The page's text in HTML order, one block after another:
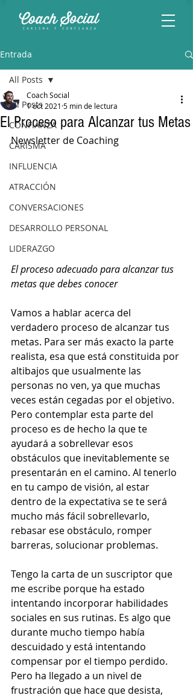
Entrada
All Posts
CONFIANZA
CARISMA
INFLUENCIA
ATRACCIÓN
CONVERSACIONES
DESARROLLO PERSONAL
LIDERAZGO
All Posts
El Proceso para Alcanzar tus Metas
Coach Social
1 oct 2021 5 min de lectura
Newsletter de Coaching
El proceso adecuado para alcanzar tus
metas que debes conocer
Vamos a hablar acerca del
verdadero proceso de alcanzar tus
metas. Para ser más exacto la parte
realista, esa que está constituida por
altibajos que usualmente las
personas no ven, ya que muchas
veces están cegadas por el objetivo.
Pero contemplar esta parte del
proceso es de hecho la que te
ayudará a sobrellevar esos
obstáculos que inevitablemente se
presentarán en el camino. Al tenerlo
en tu campo de visión, al estar
dentro de la expectativa se te será
mucho más fácil sobrellevarlo,
rebasar ese obstáculo, romper
barreras, solucionar problemas.
Tengo la carta de un suscriptor que
me escribe porque ha estado
intentando incorporar habilidades
sociales en sus rutinas. Es algo que
durante mucho tiempo había
descuidado y está intentando
compensar por el tiempo perdido.
Pero ha llegado a un nivel de
frustración que hace que desista,